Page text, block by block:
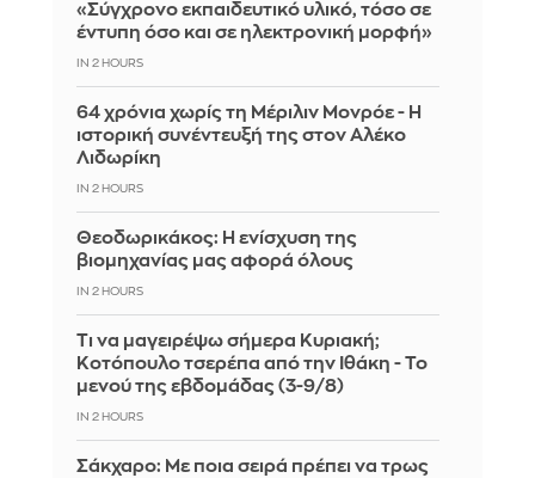
«Σύγχρονο εκπαιδευτικό υλικό, τόσο σε
έντυπη όσο και σε ηλεκτρονική μορφή»
IN 2 HOURS
64 χρόνια χωρίς τη Μέριλιν Μονρόε - Η
ιστορική συνέντευξή της στον Αλέκο
Λιδωρίκη
IN 2 HOURS
Θεοδωρικάκος: Η ενίσχυση της
βιομηχανίας μας αφορά όλους
IN 2 HOURS
Τι να μαγειρέψω σήμερα Κυριακή;
Κοτόπουλο τσερέπα από την Ιθάκη - Το
μενού της εβδομάδας (3-9/8)
IN 2 HOURS
Σάκχαρο: Με ποια σειρά πρέπει να τρως